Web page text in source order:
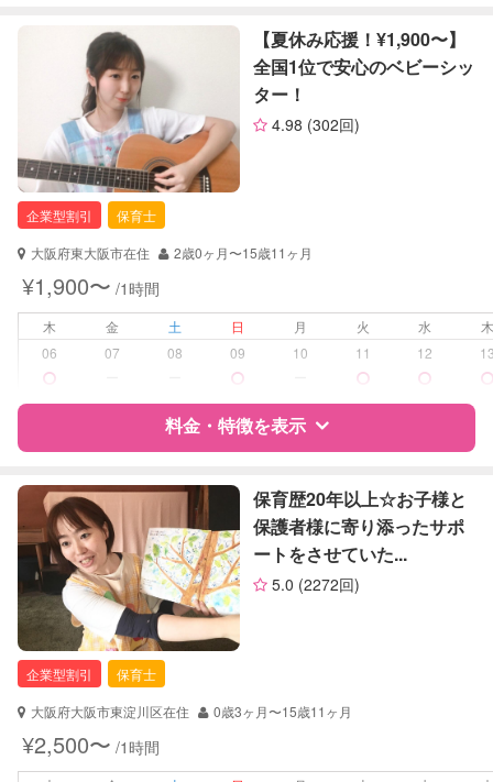
英語レッスン
音楽レッスン
スポーツレッスン
絵・工作レッスン
その他
定期予約 可能
お子様の撮影
（定期特典）
料金 レビュー
サポートの特徴
資格
自治体届出済ベビーシッター
看護師
助産師
対応可能/特徴
送迎サポート
お泊まり保育
子育て経験
障がい児対応 対応可否は個別に相談
レッスン
定期予約 お引き受けしていません
お子様の撮影
（定期特典）
対応不可
【夏休み応援！¥1,900〜】
全国1位で安心のベビーシッ
ター！
4.98 (302回)
企業型割引
保育士
大阪府東大阪市在住
2歳0ヶ月〜15歳11ヶ月
¥1,900〜 /1時間
木 金 土 日 月 火 水
06
07 08 09 10 11 12
料金・特徴を表示
特徴 料金 レビュー
サポートの特徴
資格
企業型割引対象(旧内閣府補助対象)
自治体届出済ベビーシッター
保育士
保育歴20年以上☆お子様と
保護者様に寄り添ったサポ
ートをさせていた...
5.0 (2272回)
企業型割引
保育士
大阪府大阪市東淀川区在住
0歳3ヶ月〜15歳11ヶ月
¥2,500〜 /1時間